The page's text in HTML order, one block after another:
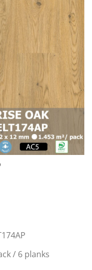
/ 6 planks